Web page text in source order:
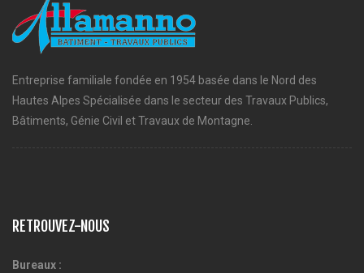
Entreprise familiale fondée en 1954 basée dans le Nord des
Hautes Alpes Spécialisée dans le secteur des Travaux Publics,
Bâtiments, Génie Civil et Travaux de Montagne.
RETROUVEZ-NOUS
Bureaux :